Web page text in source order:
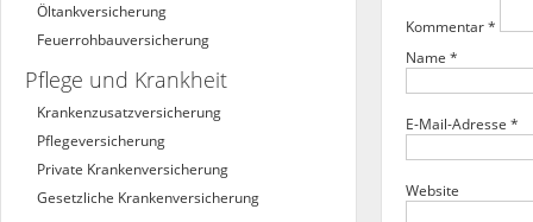
Öltankversicherung
Feuerrohbauversicherung
Pflege und Krankheit
Krankenzusatzversicherung
Pflegeversicherung
Private Krankenversicherung
Gesetzliche Krankenversicherung
Kommentar*
Name *
E-Mail-Adresse *
Website